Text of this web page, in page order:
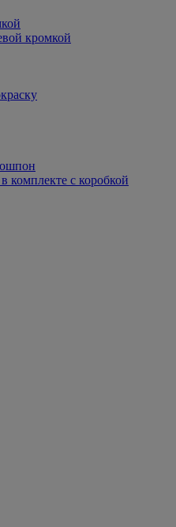
кромкой
с коробкой